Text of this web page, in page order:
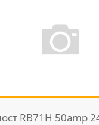
RB71H 50amp